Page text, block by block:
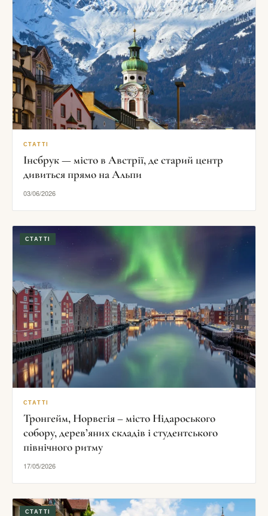
СТАТТІ
Інсбрук — місто в Австрії, де старий центр
дивиться прямо на Альпи
03/06/2026
СТАТТІ
СТАТТІ
Тронгейм, Норвегія – місто Нідароського
собору, дерев’яних складів і студентського
північного ритму
17/05/2026
СТАТТІ